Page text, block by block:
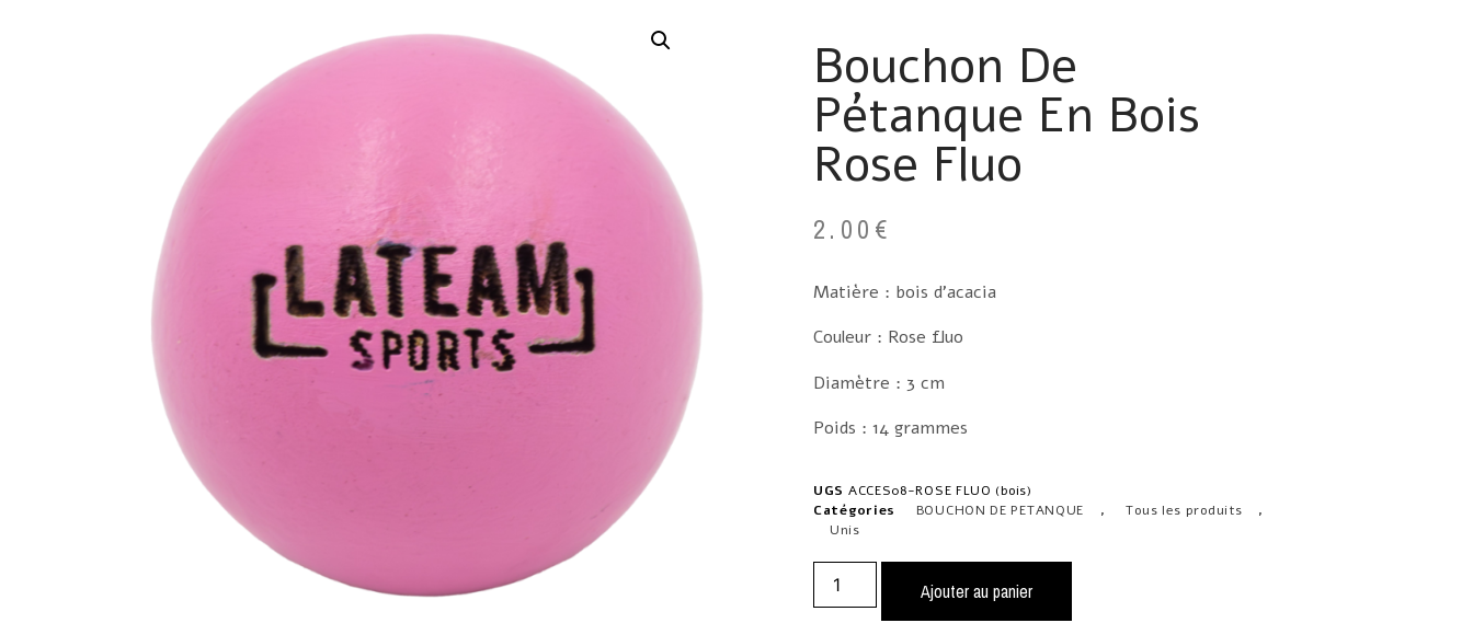
Bouchon De
Pétanque En Bois
Rose Fluo
2.00 €
Matière : bois d’acacia
Couleur : Rose fluo
Diamètre : 3 cm
Poids : 14 grammes
UGS ACCES08-ROSE FLUO (bois)
Catégories
BOUCHON DE PETANQUE , Tous les produits
,
Unis
Ajouter au panier